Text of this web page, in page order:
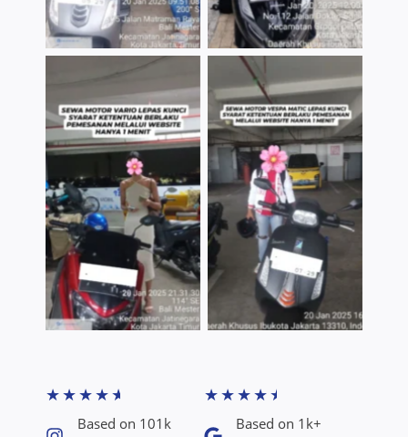
TNo Caption TNo Caption
★★★★★
Based on 101k
★★★★★
Based on 1k+